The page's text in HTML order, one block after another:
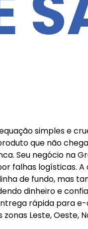
simples e
que não
Seu negócio na
falhas logísticas.
de fundo, mas
dinheiro e
rápida para
Leste, Oeste,